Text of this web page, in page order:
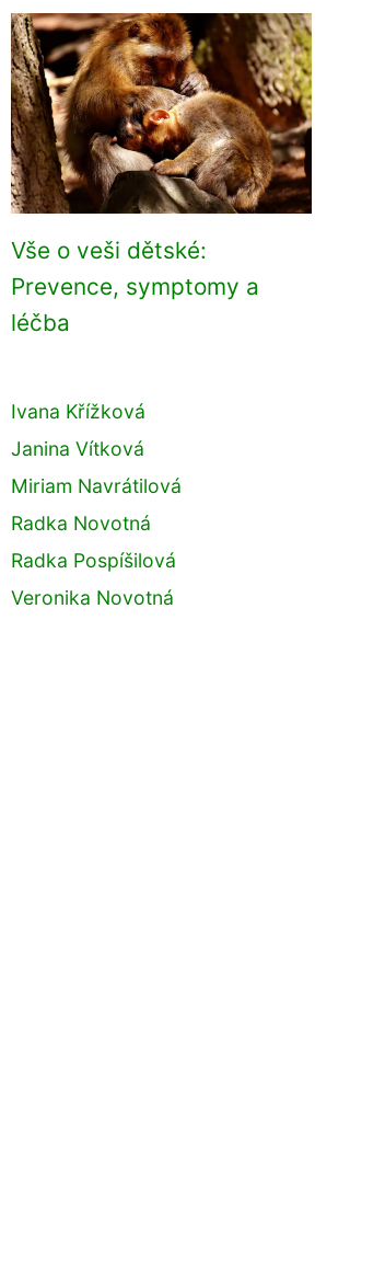
Vše o veši dětské:
Prevence, symptomy a
léčba
Ivana Křížková
Janina Vítková
Miriam Navrátilová
Radka Novotná
Radka Pospíšilová
Veronika Novotná